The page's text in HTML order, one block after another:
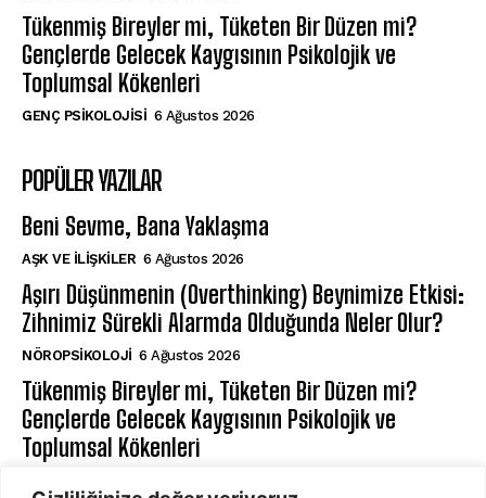
Tükenmiş Bireyler mi, Tüketen Bir Düzen mi?
Gençlerde Gelecek Kaygısının Psikolojik ve
Toplumsal Kökenleri
GENÇ PSIKOLOJISI 6 Ağustos 2026
POPÜLER YAZILAR
Beni Sevme, Bana Yaklaşma
AŞK VE İLIŞKILER 6 Ağustos 2026
Aşırı Düşünmenin (Overthinking) Beynimize Etkisi:
Zihnimiz Sürekli Alarmda Olduğunda Neler Olur?
NÖROPSIKOLOJI 6 Ağustos 2026
Tükenmiş Bireyler mi, Tüketen Bir Düzen mi?
Gençlerde Gelecek Kaygısının Psikolojik ve
Toplumsal Kökenleri